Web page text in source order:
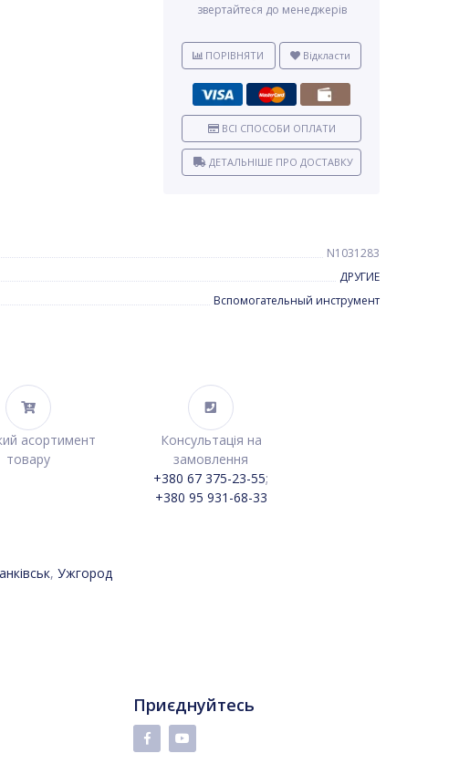
звертайтеся до менеджерів
ПОРІВНЯТИ Відкласти
ВСІ СПОСОБИ ОПЛАТИ
ДЕТАЛЬНІШЕ ПРО ДОСТАВКУ
N1031283
ДРУГИЕ
Вспомогательный инструмент
асортимент
товару
Консультація на
замовлення
+380 67 375-23-55;
+380 95 931-68-33
, Ужгород
Приєднуйтесь